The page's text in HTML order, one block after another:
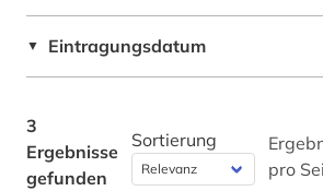
▼ Eintragungsdatum
3
Ergebnisse
gefunden
Sortierung
pro